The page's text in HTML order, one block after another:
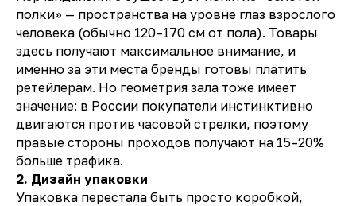
полки» — пространства на уровне глаз взрослого
человека (обычно 120–170 см от пола). Товары
здесь получают максимальное внимание, и
именно за эти места бренды готовы платить
ретейлерам. Но геометрия зала тоже имеет
значение: в России покупатели инстинктивно
двигаются против часовой стрелки, поэтому
правые стороны проходов получают на 15–20%
больше трафика.
2. Дизайн упаковки
Упаковка перестала быть просто коробкой,